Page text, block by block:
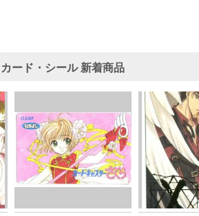
カード・シール新着商品